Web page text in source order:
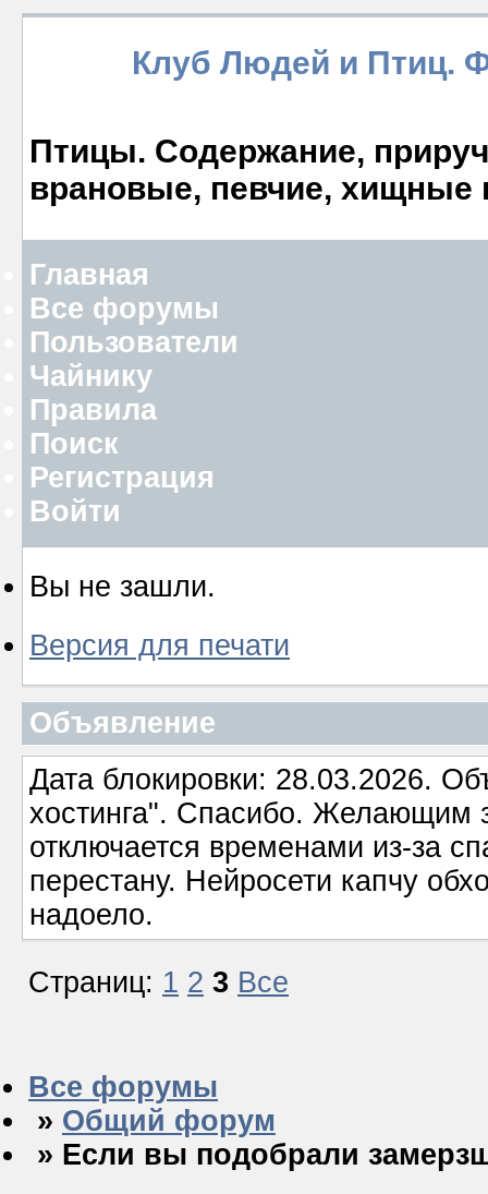
Клуб Людей и Птиц.
Птицы. Содержание,
врановые, певчие, хищные
Главная
Все форумы
Пользователи
Чайнику
Правила
Поиск
Регистрация
Войти
Вы не зашли.
Версия для печати
Объявление
Дата блокировки: 28.03.2026.
хостинга". Спасибо. Желающим
отключается временами из-за
перестану. Нейросети капчу
надоело.
Страниц: 1 2 3 Все
Все форумы
» Общий форум
» Если вы подобрали